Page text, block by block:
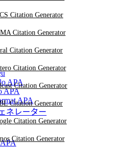
APA
APA
APA
ネレーター
Citation Generator
Citation Generator
Citation Generator
Citation Generator
Citation Generator
Citation Generator
Citation Generator
Citation Generator